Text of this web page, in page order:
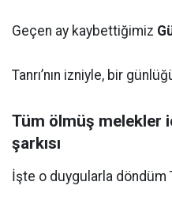
Geçen ay kaybettiğimiz
Tanrı’nın izniyle, bir
Tüm ölmüş melekler
şarkısı
İşte o duygularla döndüm